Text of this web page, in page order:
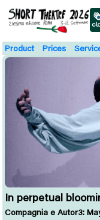
Product Prices
In perpetual
Compagnia e Autor3: